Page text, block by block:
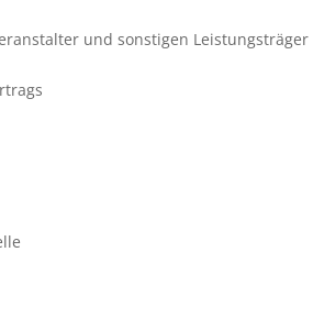
und sonstigen Leistungsträger